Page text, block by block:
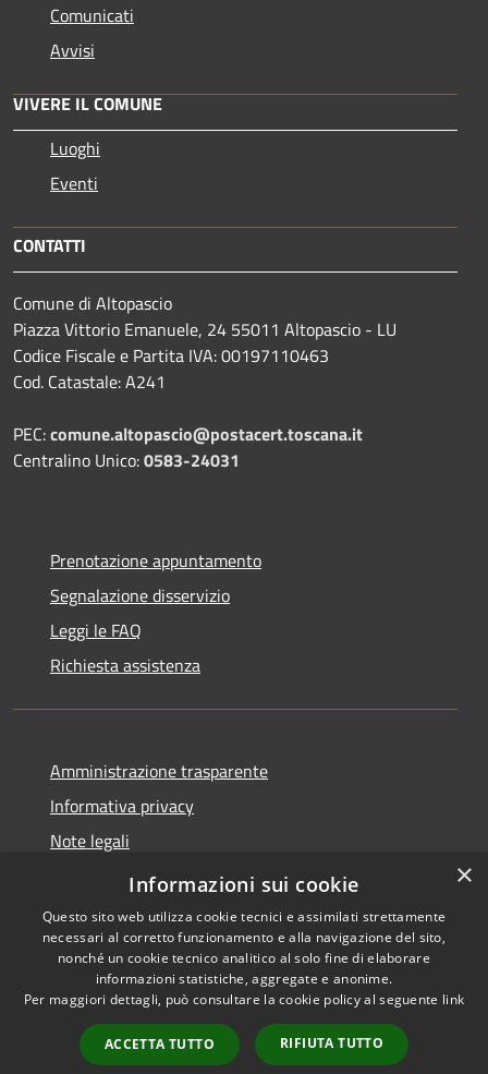
Comunicati
Avvisi
VIVERE IL COMUNE
Luoghi
Eventi
CONTATTI
Comune di Altopascio
Piazza Vittorio Emanuele, 24 55011 Altopascio - LU
Codice Fiscale e Partita IVA: 00197110463
Cod. Catastale: A241
PEC:comune.altopascio@postacert.toscana.it
Centralino Unico:0583-24031
Prenotazione appuntamento
Segnalazione disservizio
Leggi le FAQ
Richiesta assistenza
Amministrazione trasparente
Informativa privacy
Note legali
Dichiarazione di accessibilità
Accessibilità
Copyright © 2026 • Comune di
Altopascio • Powered by
Municipium•
Accesso
redazione
×
Informazioni sui cookie
Questo sito web utilizza cookie tecnici e assimilati strettamente
necessari al corretto funzionamento e alla navigazione del sito,
nonché un cookie tecnico analitico al solo fine di elaborare
informazioni statistiche, aggregate e anonime.
Per maggiori dettagli, può consultare la cookie policy al seguente link
ACCETTA TUTTO RIFIUTA TUTTO